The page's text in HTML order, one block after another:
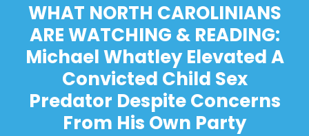
WHAT NORTH CAROLINIANS
ARE WATCHING & READING:
Michael Whatley Elevated A
Convicted Child Sex
Predator Despite Concerns
From His Own Party